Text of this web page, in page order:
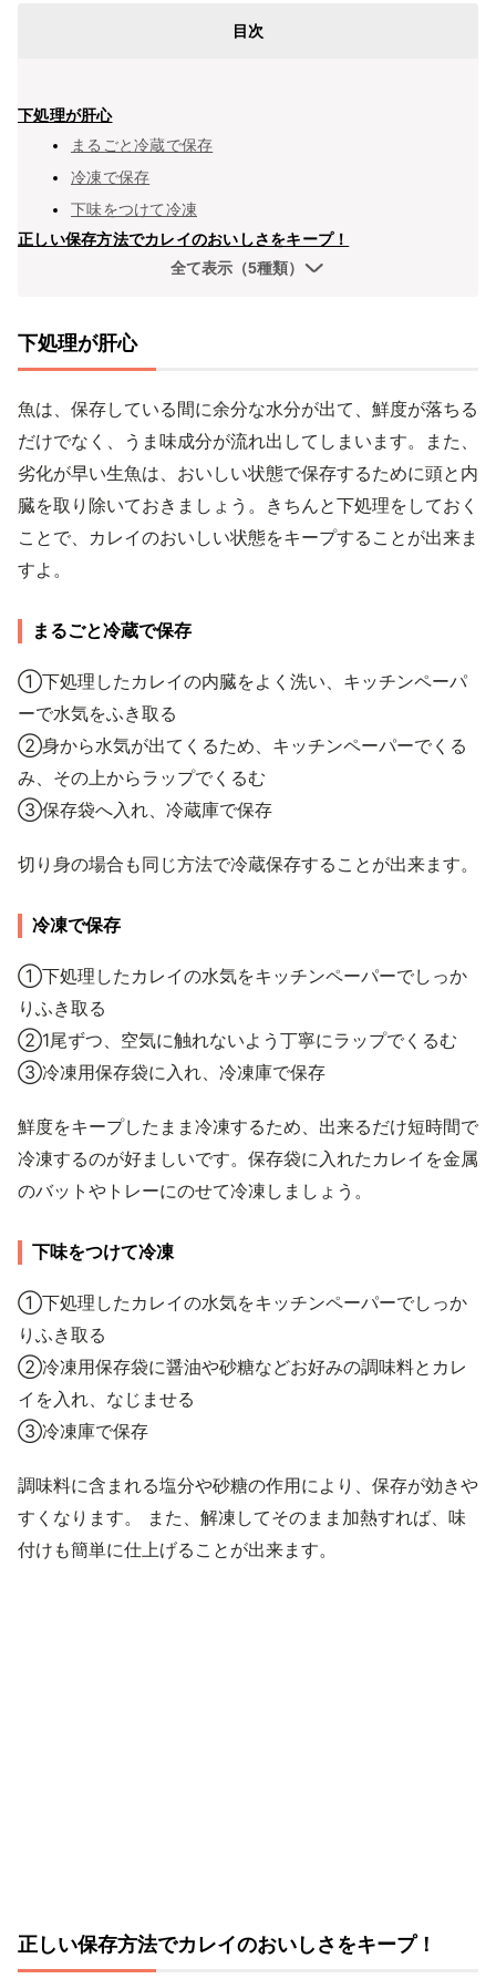
目次
下処理が肝心
まるごと冷蔵で保存
冷凍で保存
下味をつけて冷凍
正しい保存方法でカレイのおいしさをキープ！
全て表示（5種類）
下処理が肝心
魚は、保存している間に余分な水分が出て、鮮度が落ちる
だけでなく、うま味成分が流れ出してしまいます。また、
劣化が早い生魚は、おいしい状態で保存するために頭と内
臓を取り除いておきましょう。きちんと下処理をしておく
ことで、カレイのおいしい状態をキープすることが出来ま
すよ。
まるごと冷蔵で保存
①下処理したカレイの内臓をよく洗い、キッチンペーパ
ーで水気をふき取る
②身から水気が出てくるため、キッチンペーパーでくる
み、その上からラップでくるむ
③保存袋へ入れ、冷蔵庫で保存
切り身の場合も同じ方法で冷蔵保存することが出来ます。
冷凍で保存
①下処理したカレイの水気をキッチンペーパーでしっか
りふき取る
②1尾ずつ、空気に触れないよう丁寧にラップでくるむ
③冷凍用保存袋に入れ、冷凍庫で保存
鮮度をキープしたまま冷凍するため、出来るだけ短時間で
冷凍するのが好ましいです。保存袋に入れたカレイを金属
のバットやトレーにのせて冷凍しましょう。
下味をつけて冷凍
①下処理したカレイの水気をキッチンペーパーでしっか
りふき取る
②冷凍用保存袋に醤油や砂糖などお好みの調味料とカレ
イを入れ、なじませる
③冷凍庫で保存
調味料に含まれる塩分や砂糖の作用により、保存が効きや
すくなります。 また、解凍してそのまま加熱すれば、味
付けも簡単に仕上げることが出来ます。
正しい保存方法でカレイのおいしさをキープ！